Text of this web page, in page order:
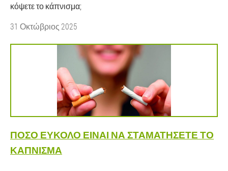
κόψετε το κάπνισμα;
31 Οκτώβριος 2025
ΠΌΣΟ ΕΎΚΟΛΟ ΕΊΝΑΙ ΝΑ ΣΤΑΜΑΤΉΣΕΤΕ ΤΟ
ΚΆΠΝΙΣΜΑ